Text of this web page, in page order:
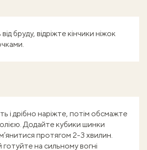
бруду, відріжте кінчики ніжок
і дрібно наріжте, потім обсмажте
Додайте кубики шинки
протягом 2-3 хвилин.
на сильному вогні